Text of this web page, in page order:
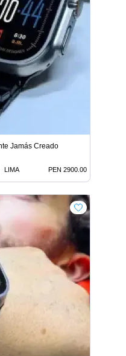
Jamás Creado
LIMA PEN 2900.00